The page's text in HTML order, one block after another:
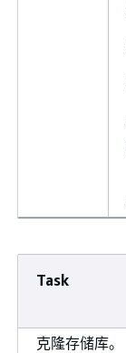
Task
克隆存储库。